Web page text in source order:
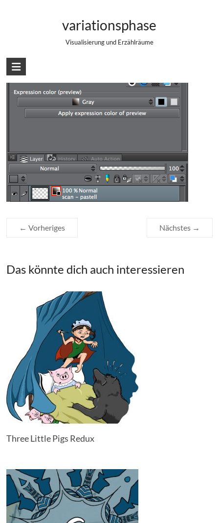
variationsphase
Visualisierung und Erzählräume
Layer Property – Expression Color
← Vorheriges Nächstes →
Das könnte dich auch interessieren
Three Little Pigs Redux